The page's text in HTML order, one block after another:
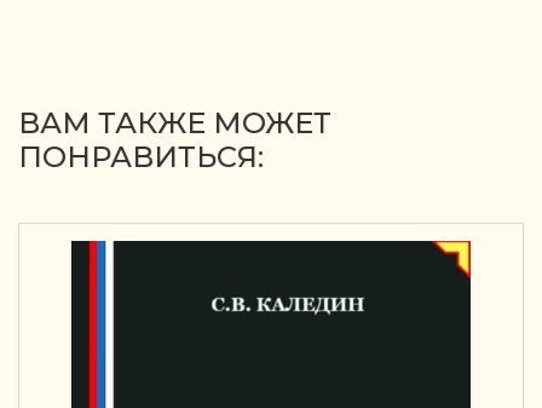
ВАМ ТАКЖЕ МОЖЕТ
ПОНРАВИТЬСЯ: